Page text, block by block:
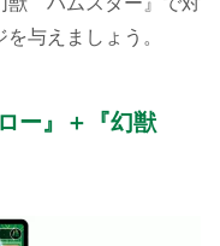
与えましょう。
ー』＋『幻獣